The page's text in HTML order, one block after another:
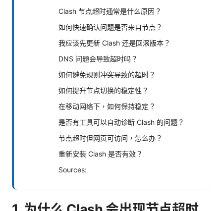
Clash 节点超时通常是什么原因？
如何快速确认问题是否来自节点？
我应该先更新 Clash 还是回滚版本？
DNS 问题会导致超时吗？
如何避免规则冲突导致的超时？
如何提升节点切换的稳定性？
在移动网络下，如何保持稳定？
是否有工具可以自动诊断 Clash 的问题？
节点超时但网页可访问，怎么办？
重新安装 Clash 是否有效？
Sources: